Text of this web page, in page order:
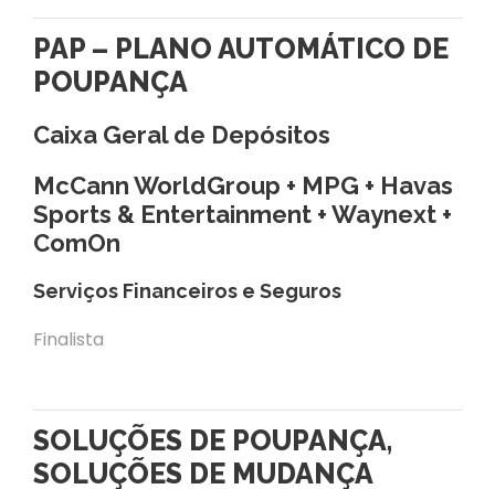
PAP – PLANO AUTOMÁTICO DE
POUPANÇA
Caixa Geral de Depósitos
McCann WorldGroup + MPG + Havas
Sports & Entertainment + Waynext +
ComOn
Serviços Financeiros e Seguros
Finalista
SOLUÇÕES DE POUPANÇA,
SOLUÇÕES DE MUDANÇA